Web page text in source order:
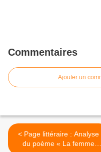
Commentaires
Ajouter un
< Page littéraire : Analyse
du poème « La femme